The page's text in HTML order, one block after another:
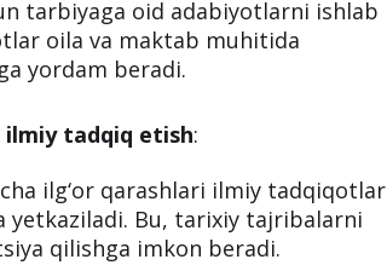
tarbiyaga oid adabiyotlarni ishlab
oila va maktab muhitida
yordam beradi.
ilmiy tadqiq etish:
ilg‘or qarashlari ilmiy tadqiqotlar
yetkaziladi. Bu, tarixiy tajribalarni
qilishga imkon beradi.